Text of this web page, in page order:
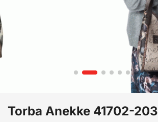
Torba Anekke 41702-203